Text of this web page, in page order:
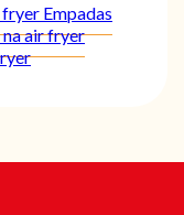
fryer Empadas
na air fryer